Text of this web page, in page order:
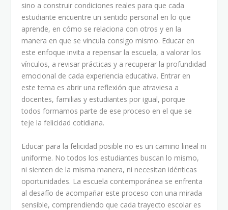
sino a construir condiciones reales para que cada
estudiante encuentre un sentido personal en lo que
aprende, en cómo se relaciona con otros y en la
manera en que se vincula consigo mismo. Educar en
este enfoque invita a repensar la escuela, a valorar los
vínculos, a revisar prácticas y a recuperar la profundidad
emocional de cada experiencia educativa. Entrar en
este tema es abrir una reflexión que atraviesa a
docentes, familias y estudiantes por igual, porque
todos formamos parte de ese proceso en el que se
teje la felicidad cotidiana.
Educar para la felicidad posible no es un camino lineal ni
uniforme. No todos los estudiantes buscan lo mismo,
ni sienten de la misma manera, ni necesitan idénticas
oportunidades. La escuela contemporánea se enfrenta
al desafío de acompañar este proceso con una mirada
sensible, comprendiendo que cada trayecto escolar es